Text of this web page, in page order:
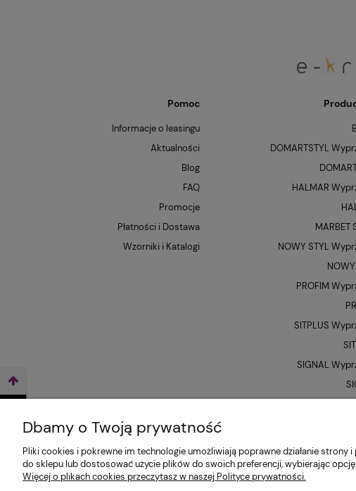
Pomoc
Informacje o leasingu
Aktualności
Blog
FAQ
Promocje
Płatności i Dostawa
Wzorniki i Katalogi
DOMARTSTYL
HALMAR
MARBET
NOWY STYL
PROFIM
SITPLUS
SIGNAL
Dbamy o Twoją prywatność
Pliki cookies i pokrewne im technologie umożliwiają poprawne działanie
do sklepu lub dostosować użycie plików do swoich preferencji, wybierając
Więcej o plikach cookies przeczytasz w naszej Polityce prywatności.